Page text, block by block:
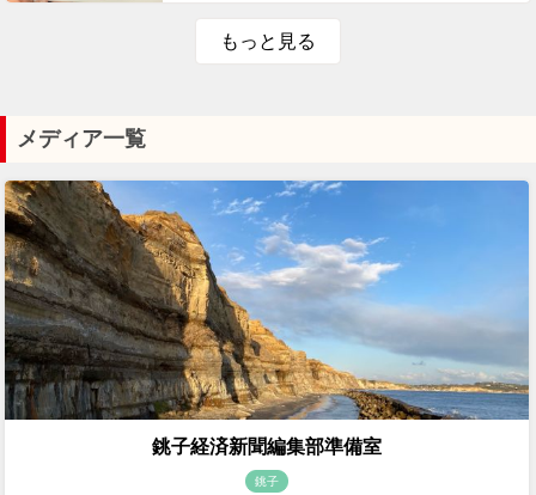
もっと見る
メディア一覧
銚子経済新聞編集部準備室
銚子